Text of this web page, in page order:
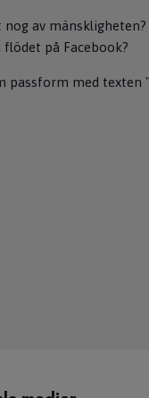
av
på Facebook?
passform med texten